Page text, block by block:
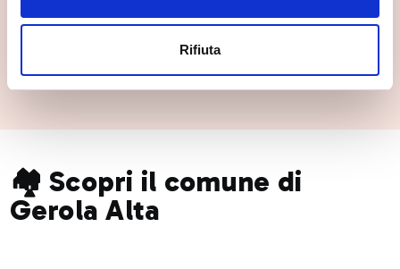
Rifiuta
🏘️ Scopri il comune di
Gerola Alta